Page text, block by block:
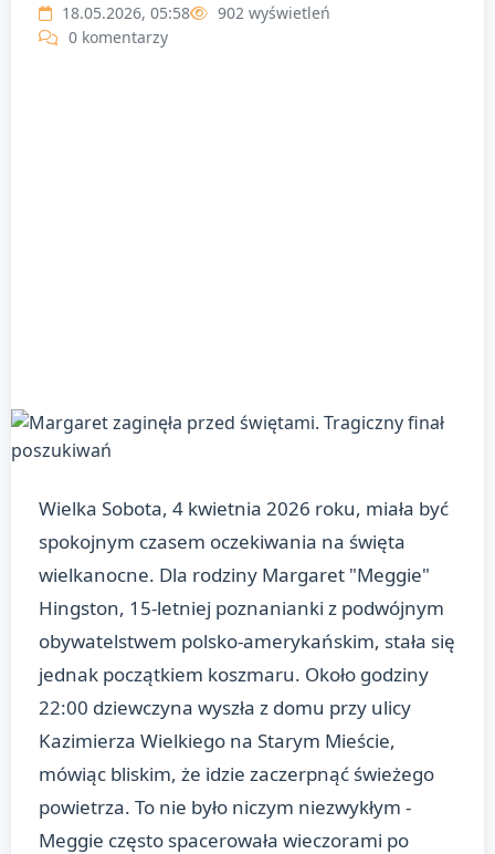
18.05.2026, 05:58
902 wyświetleń
0 komentarzy
Wielka Sobota, 4 kwietnia 2026 roku, miała być
spokojnym czasem oczekiwania na święta
wielkanocne. Dla rodziny Margaret "Meggie"
Hingston, 15-letniej poznanianki z podwójnym
obywatelstwem polsko-amerykańskim, stała się
jednak początkiem koszmaru. Około godziny
22:00 dziewczyna wyszła z domu przy ulicy
Kazimierza Wielkiego na Starym Mieście,
mówiąc bliskim, że idzie zaczerpnąć świeżego
powietrza. To nie było niczym niezwykłym -
Meggie często spacerowała wieczorami po